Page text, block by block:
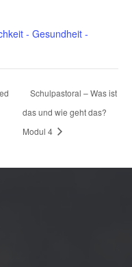
- Gesundheit -
Schulpastoral – Was ist
das und wie geht das?
Modul 4